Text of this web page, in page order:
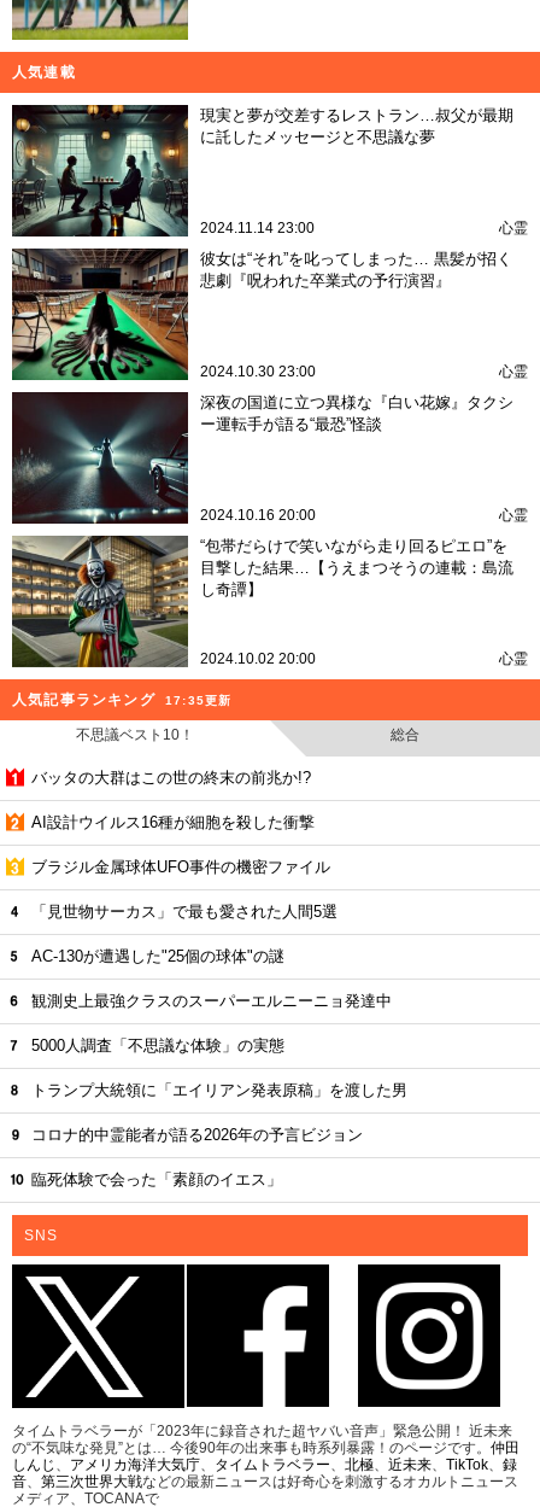
人気連載
現実と夢が交差するレストラン…叔父が最期
に託したメッセージと不思議な夢
2024.11.14 23:00 心霊
彼女は“それ”を叱ってしまった… 黒髪が招く
悲劇『呪われた卒業式の予行演習』
2024.10.30 23:00 心霊
深夜の国道に立つ異様な『白い花嫁』タクシ
ー運転手が語る“最恐”怪談
2024.10.16 20:00 心霊
“包帯だらけで笑いながら走り回るピエロ”を
目撃した結果…【うえまつそうの連載：島流
し奇譚】
2024.10.02 20:00 心霊
人気記事ランキング 17:35更新
不思議ベスト10！ 総合
バッタの大群はこの世の終末の前兆か!?
AI設計ウイルス16種が細胞を殺した衝撃
ブラジル金属球体UFO事件の機密ファイル
「見世物サーカス」で最も愛された人間5選
AC-130が遭遇した"25個の球体"の謎
観測史上最強クラスのスーパーエルニーニョ発達中
5000人調査「不思議な体験」の実態
トランプ大統領に「エイリアン発表原稿」を渡した男
コロナ的中霊能者が語る2026年の予言ビジョン
臨死体験で会った「素顔のイエス」
SNS
タイムトラベラーが「2023年に録音された超ヤバい音声」緊急公開！ 近未来
の“不気味な発見”とは… 今後90年の出来事も時系列暴露！のページです。 仲田
しんじ 、 アメリカ海洋大気庁、 タイムトラベラー、 北極、 近未来、 TikTok、 録
音、 第三次世界大戦などの最新ニュースは好奇心を刺激するオカルトニュース
メディア、TOCANAで